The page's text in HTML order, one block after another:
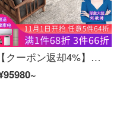
【クーポン返却4%】慕尼思丹ソファ客間の頭層の真皮ソファ全実木ソファ新中国北欧全屋家具セットセットセットセットの双手すり4人位【320*85*89 cm】【輸入ホワイトワックス木+頭皮+通気スポンジ】